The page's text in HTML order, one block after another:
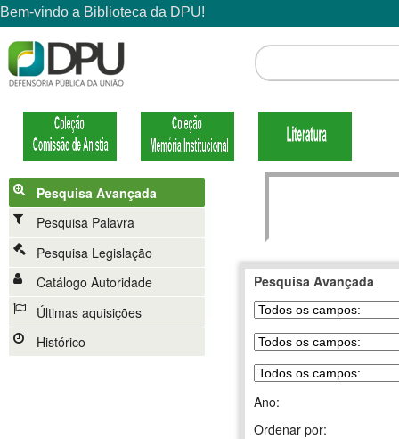
Pesquisa Avançada
Pesquisa Palavra
Pesquisa Legislação
Catálogo Autoridade
Últimas aquisições
Histórico
Pesquisa Avançada
Ano:
Ordenar por: